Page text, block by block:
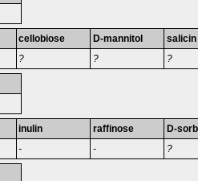
cellobiose
?
D-mannitol
?
salicin
?
inulin
-
raffinose
-
D-
?